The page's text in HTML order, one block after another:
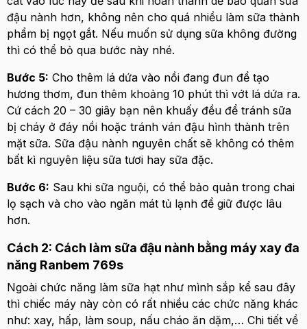
đậu nành hơn, không nên cho quá nhiều làm sữa thành
phẩm bị ngọt gắt. Nếu muốn sử dụng sữa không đường
thì có thể bỏ qua bước này nhé.
Bước 5: Cho thêm lá dứa vào nồi đang đun để tạo
hương thơm, đun thêm khoảng 10 phút thì vớt lá dứa ra.
Cứ cách 20 – 30 giây bạn nên khuấy đều để tránh sữa
bị cháy ở đáy nồi hoặc tránh ván đậu hình thành trên
mặt sữa. Sữa đậu nành nguyên chất sẽ không có thêm
bất kì nguyên liệu sữa tươi hay sữa đặc.
Bước 6: Sau khi sữa nguội, có thể bảo quản trong chai
lọ sạch và cho vào ngăn mát tủ lạnh để giữ được lâu
hơn.
Cách 2: Cách làm sữa đậu nành bằng máy xay đa
năng Ranbem 769s
Ngoài chức năng làm sữa hạt như mình sắp kể sau đây
thì chiếc máy này còn có rất nhiều các chức năng khác
như: xay, hấp, làm soup, nấu cháo ăn dặm,… Chi tiết về